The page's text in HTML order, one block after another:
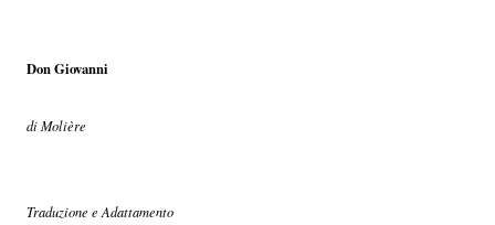
Don Giovanni
di Molière
Traduzione e Adattamento